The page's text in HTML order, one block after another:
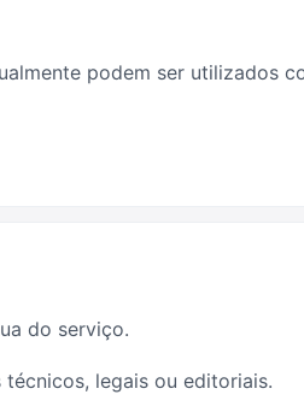
podem ser utilizados
do serviço.
legais ou editoriais.